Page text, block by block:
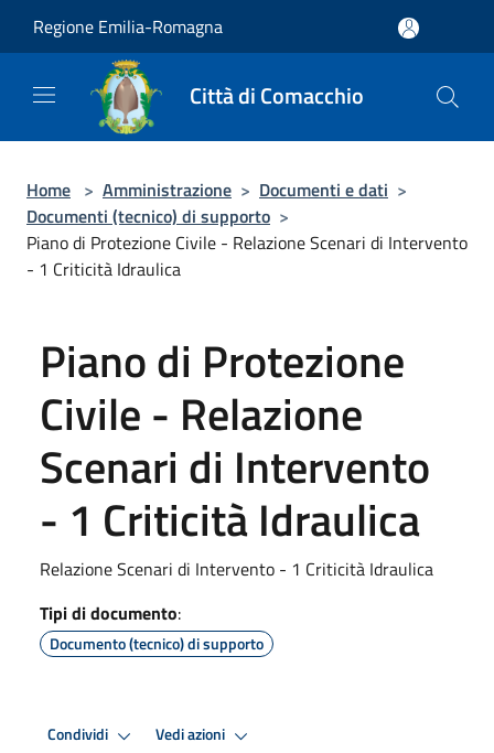
Regione Emilia-Romagna
Città di Comacchio
Home > Amministrazione > Documenti e dati >
Documenti (tecnico) di supporto >
Piano di Protezione Civile - Relazione Scenari di Intervento
- 1 Criticità Idraulica
Piano di Protezione
Civile - Relazione
Scenari di Intervento
- 1 Criticità Idraulica
Relazione Scenari di Intervento - 1 Criticità Idraulica
Tipi di documento:
Documento (tecnico) di supporto
Condividi Vedi azioni